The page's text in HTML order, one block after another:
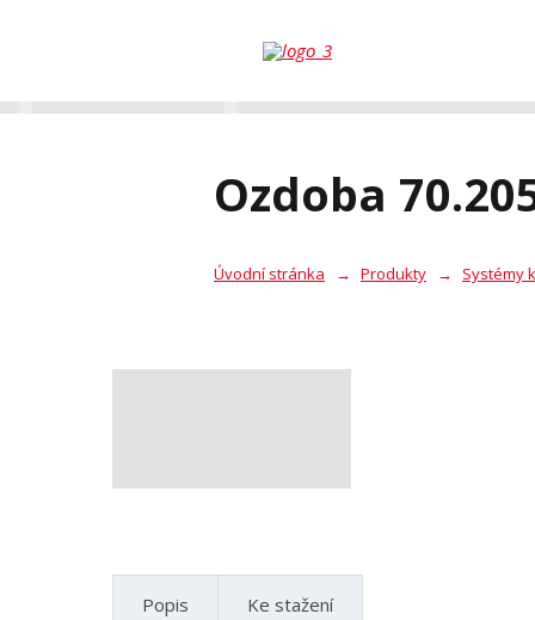
Ozdoba
Úvodní stránka Produkty Systémy
Popis Ke stažení